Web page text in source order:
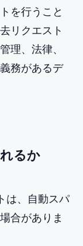
を行うこと
リクエスト
理、法律、
務があるデ
るか
は、自動スパ
合がありま